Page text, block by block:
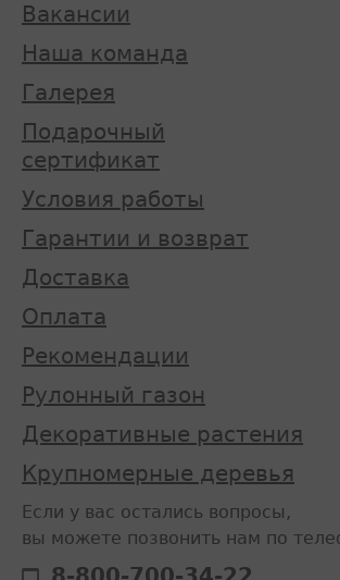
Вакансии
Наша команда
Галерея
Подарочный
сертификат
Условия работы
Гарантии и возврат
Доставка
Оплата
Рекомендации
Рулонный газон
Декоративные растения
Крупномерные деревья
Если у вас остались вопросы,
вы можете позвонить нам по